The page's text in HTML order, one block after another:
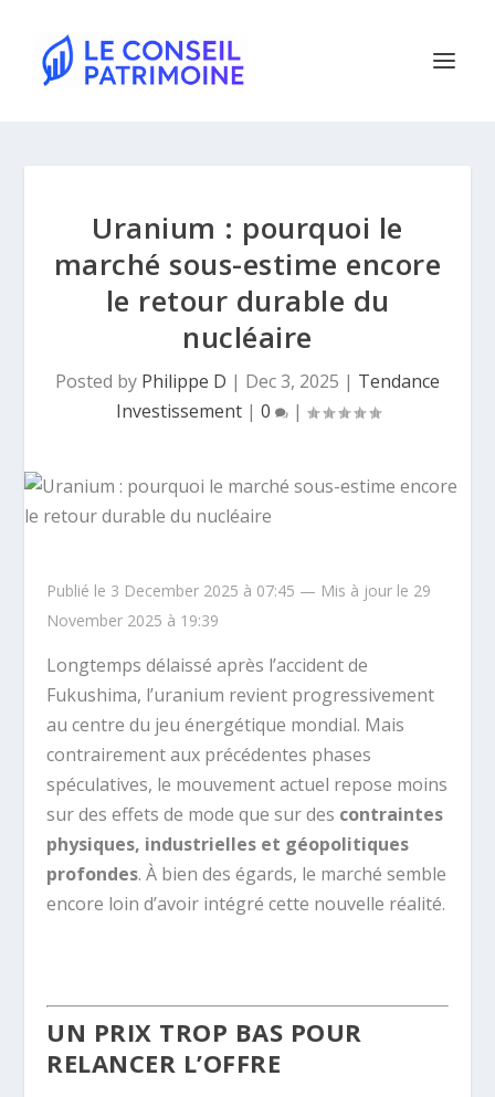
Uranium : pourquoi le
marché sous-estime encore
le retour durable du
nucléaire
Posted by Philippe D | Dec 3, 2025 | Tendance
Investissement| 0 |
Publié le 3 December 2025 à 07:45 — Mis à jour le 29
November 2025 à 19:39
Longtemps délaissé après l’accident de
Fukushima, l’uranium revient progressivement
au centre du jeu énergétique mondial. Mais
contrairement aux précédentes phases
spéculatives, le mouvement actuel repose moins
sur des effets de mode que sur des contraintes
physiques, industrielles et géopolitiques
profondes. À bien des égards, le marché semble
encore loin d’avoir intégré cette nouvelle réalité.
UN PRIX TROP BAS POUR
RELANCER L’OFFRE